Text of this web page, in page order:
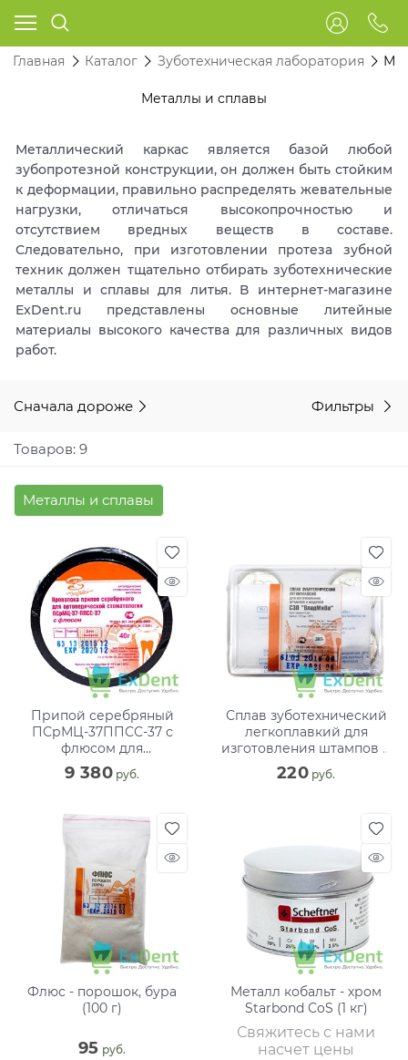
Главная Каталог Зуботехническая лаборатория
Металлы и сплавы
Металлический каркас является базой любой
зубопротезной конструкции, он должен быть стойким
к деформации, правильно распределять жевательные
нагрузки, отличаться высокопрочностью и
отсутствием вредных веществ в составе.
Следовательно, при изготовлении протеза зубной
техник должен тщательно отбирать зуботехнические
металлы и сплавы для литья. В интернет-магазине
ExDent.ru представлены основные литейные
материалы высокого качества для различных видов
работ.
Сначала дороже Фильтры
Товаров: 9
Металлы и сплавы
Припой серебряный
ПСрМЦ-37ППСС-37 с
флюсом для
стоматологии (40 г)
9 380 руб.
Сплав зуботехнический
легкоплавкий для
изготовления штампов и
моделей (60 г)
220 руб.
Флюс - порошок, бура
(100 г)
95 руб.
Металл кобальт - хром
Starbond CoS (1 кг)
Свяжитесь с нами
насчет цены